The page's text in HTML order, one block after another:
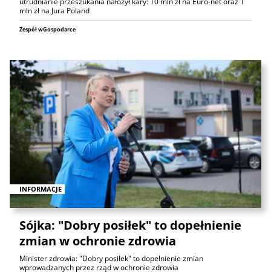
mln zł na Jura Poland
Zespół wGospodarce
INFORMACJE
Sójka: "Dobry posiłek" to dopełnienie
zmian w ochronie zdrowia
Minister zdrowia: "Dobry posiłek" to dopełnienie zmian
wprowadzanych przez rząd w ochronie zdrowia